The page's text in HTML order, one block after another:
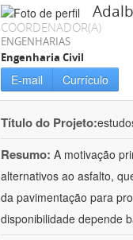
COORDENADOR(A)
ENGENHARIAS
Engenharia Civil
E-mail Currículo
Título do Projeto:
Resumo: A motivação
alternativos ao asfalto,
da pavimentação para
disponibilidade depende